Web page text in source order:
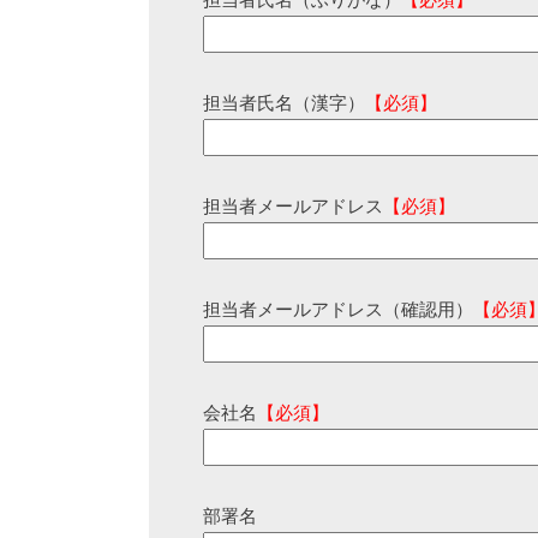
担当者氏名（漢字） 【必須】
担当者メールアドレス 【必須】
担当者メールアドレス（確認用） 【必須
会社名 【必須】
部署名